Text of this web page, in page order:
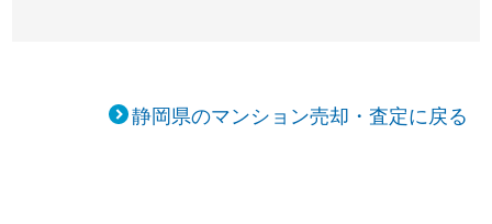
静岡県のマンション売却・査定に戻る